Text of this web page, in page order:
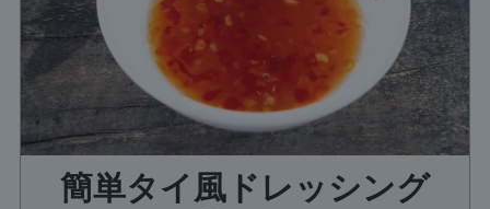
簡単タイ風ドレッシング